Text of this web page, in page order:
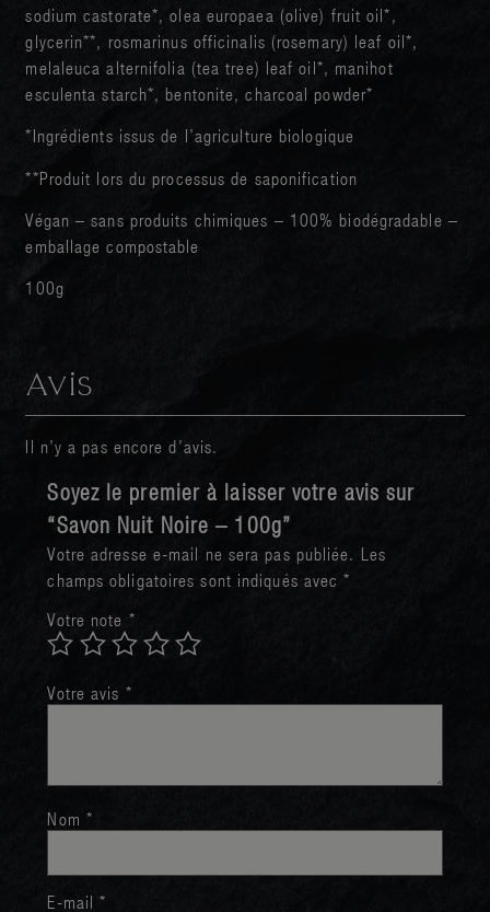
sodium castorate*, olea europaea (olive) fruit oil*,
glycerin**, rosmarinus officinalis (rosemary) leaf oil*,
melaleuca alternifolia (tea tree) leaf oil*, manihot
esculenta starch*, bentonite, charcoal powder*
*Ingrédients issus de l’agriculture biologique
**Produit lors du processus de saponification
Végan – sans produits chimiques – 100% biodégradable –
emballage compostable
100g
Avis
Il n’y a pas encore d’avis.
Soyez le premier à laisser votre avis sur
“Savon Nuit Noire – 100g”
Votre adresse e-mail ne sera pas publiée. Les
champs obligatoires sont indiqués avec*
Votre note *
Votre avis *
Nom *
E-mail*